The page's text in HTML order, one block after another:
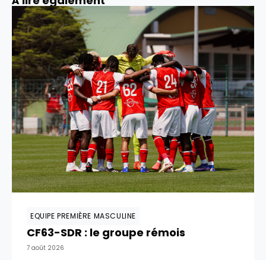
EQUIPE PREMIÈRE MASCULINE
CF63-SDR : le groupe rémois
7 août 2026